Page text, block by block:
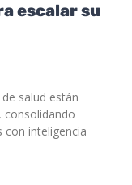
escalar su
salud están
consolidando
con inteligencia